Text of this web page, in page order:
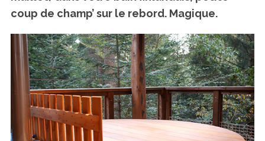
coup de champ’ sur le rebord. Magique.